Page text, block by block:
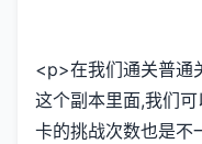
<p>在我们通关普通
这个副本里面,我们
卡的挑战次数也是不